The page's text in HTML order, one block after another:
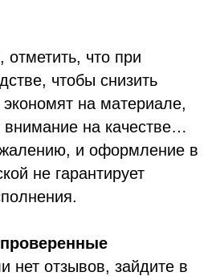
отметить, что при
чтобы снизить
экономят на материале,
внимание на качестве…
и оформление в
не гарантирует
нет отзывов, зайдите в